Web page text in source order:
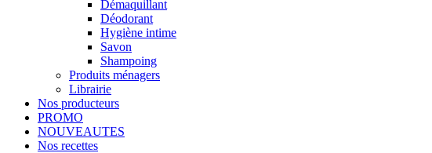
Démaquillant
Déodorant
Hygiène intime
Savon
Shampoing
Produits ménagers
Librairie
Nos producteurs
PROMO
NOUVEAUTES
Nos recettes